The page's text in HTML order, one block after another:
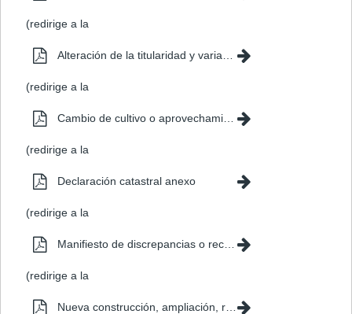
(redirige a la
Dirección General
del Catastro)
(redirige a la
Dirección General
del Catastro)
(redirige a la
Dirección General
del Catastro)
Declaración catastral anexo
(redirige a la
Dirección General
del Catastro)
(redirige a la
Dirección General